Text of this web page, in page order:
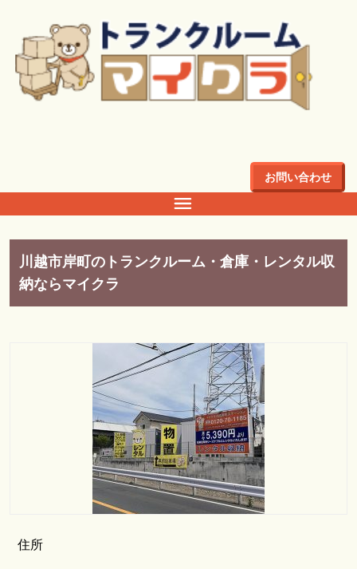
お問い合わせ
川越市岸町のトランクルーム・倉庫・レンタル収
納ならマイクラ
住所